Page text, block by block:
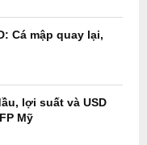
Cá mập quay lại,
lợi suất và USD
Mỹ